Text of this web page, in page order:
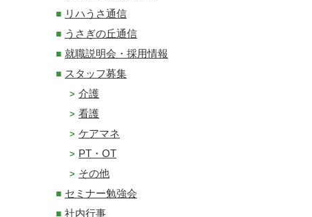
リハうさ通信
うさぎの丘通信
就職説明会・採用情報
スタッフ募集
介護
看護
ケアマネ
PT・OT
その他
セミナー勉強会
社内行事